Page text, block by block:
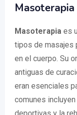
Masoterapia es
tipos de masajes
en el cuerpo. Su
antiguas de
eran esenciales
comunes
deportivas y la